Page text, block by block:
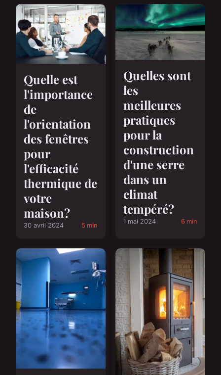
Quelle est
l'importance
de
l'orientation
des fenêtres
pour
l'efficacité
thermique de
votre
maison?
30 avril 2024 5 min
Quelles sont
les
meilleures
pratiques
pour la
construction
d'une serre
dans un
climat
tempéré?
1 mai 2024 6 min